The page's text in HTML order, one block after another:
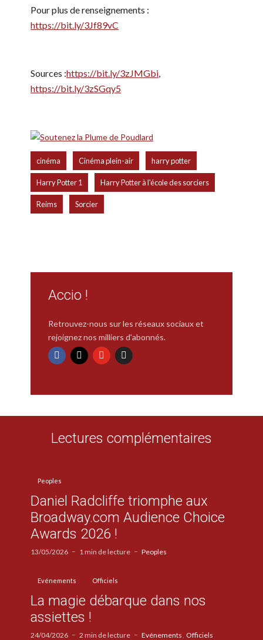
Pour plus de renseignements :
https://bit.ly/3Jf89vC
Sources :https://bit.ly/3zJMGbi
https://bit.ly/3zSGqy5
cinéma Cinéma plein-air harry potter
Harry Potter 1 Harry Potter à l'école des sorciers
Reims Sorcier
Accio !
Retrouvez-nous sur les réseaux sociaux et
rejoignez nos milliers d'abonnés.
Lectures complémentaires
Peoples
Daniel Radcliffe triomphe aux
Broadway.com Audience Choice
Awards 2026 !
13/05/2026 1 min de lecture Peoples
Evénements Officiels
La magie débarque dans nos
assiettes !
24/04/2026 2 min de lecture Evénements Officiels